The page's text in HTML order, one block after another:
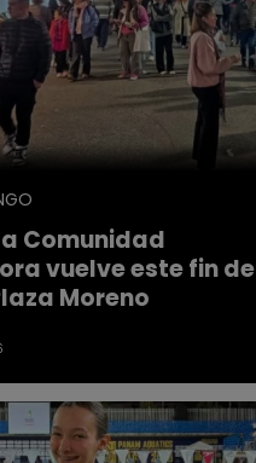
Comunidad
vuelve este fin de
Moreno